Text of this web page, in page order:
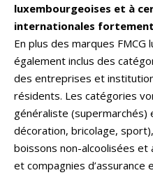
luxembourgeoises et à
internationales
En plus des marques
également inclus des
des entreprises et
résidents. Les catégories
généraliste (supermarchés)
décoration, bricolage,
boissons non-alcoolisées et
et compagnies